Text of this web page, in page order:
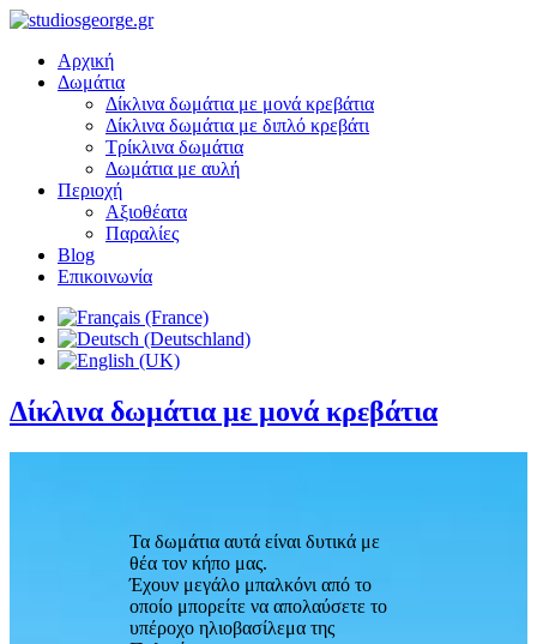
Αρχική
Δωμάτια
Δίκλινα δωμάτια με μονά κρεβάτια
Δίκλινα δωμάτια με διπλό κρεβάτι
Τρίκλινα δωμάτια
Δωμάτια με αυλή
Περιοχή
Αξιοθέατα
Παραλίες
Blog
Επικοινωνία
Δίκλινα δωμάτια με μονά κρεβάτια
Τα δωμάτια αυτά είναι δυτικά με
θέα τον κήπο μας.
Έχουν μεγάλο μπαλκόνι από το
οποίο μπορείτε να απολαύσετε το
υπέροχο ηλιοβασίλεμα της